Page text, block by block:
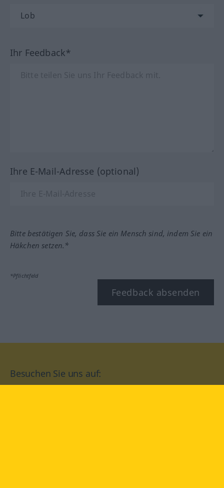
Ihr Feedback*
Ihre E-Mail-Adresse (optional)
Bitte bestätigen Sie, dass Sie ein Mensch sind, indem Sie ein
Häkchen setzen.*
*Pflichtfeld
Feedback absenden
Besuchen Sie uns auf: